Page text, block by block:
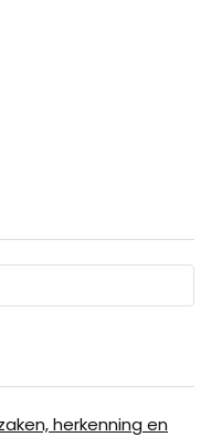
herkenning en